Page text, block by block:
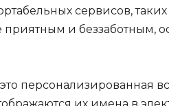
сервисов, таких
приятным и беззаботным,
персонализированная